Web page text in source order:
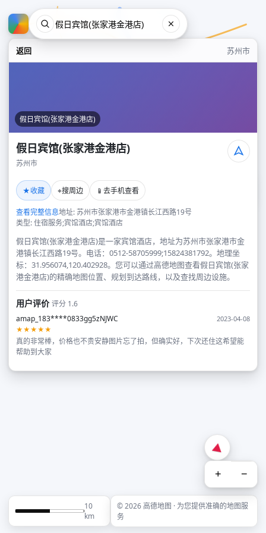
返回 苏州市
假日宾馆(张家港金港店)
假日宾馆(张家港金港店)
苏州市
★收藏 ⌖搜周边 📱 去手机查看
查看完整信息地址: 苏州市张家港市金港镇长江西路19号
类型: 住宿服务;宾馆酒店;宾馆酒店
假日宾馆(张家港金港店)是一家宾馆酒店，地址为苏州市张家港市金
港镇长江西路19号。电话：0512-58705999;15824381792。地理坐
标：31.956074,120.402928。您可以通过高德地图查看假日宾馆(张家
港金港店)的精确地图位置、规划到达路线，以及查找周边设施。
用户评价评分 1.6
amap_183****0833gg5zNJWC
2023-04-08
★★★★★
真的非常棒，价格也不贵安静图片忘了拍，但确实好，下次还住这希望能
帮助到大家
+ −
10
km
© 2026 高德地图 · 为您提供准确的地图服
务